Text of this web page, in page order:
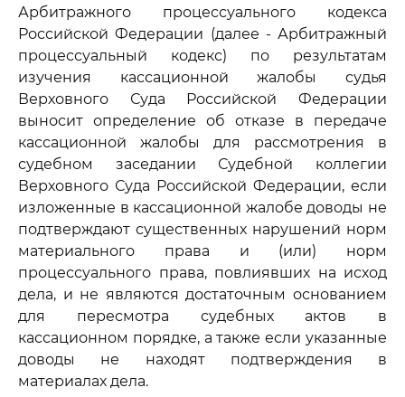
Арбитражного процессуального кодекса
Российской Федерации (далее - Арбитражный
процессуальный кодекс) по результатам
изучения кассационной жалобы судья
Верховного Суда Российской Федерации
выносит определение об отказе в передаче
кассационной жалобы для рассмотрения в
судебном заседании Судебной коллегии
Верховного Суда Российской Федерации, если
изложенные в кассационной жалобе доводы не
подтверждают существенных нарушений норм
материального права и (или) норм
процессуального права, повлиявших на исход
дела, и не являются достаточным основанием
для пересмотра судебных актов в
кассационном порядке, а также если указанные
доводы не находят подтверждения в
материалах дела.